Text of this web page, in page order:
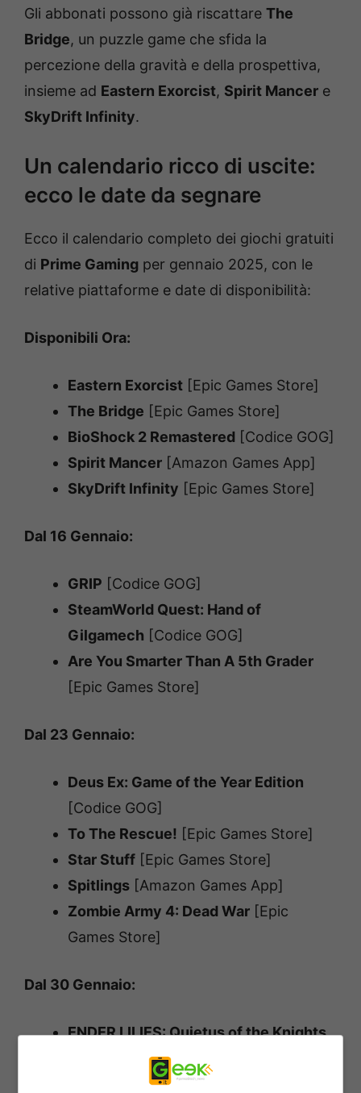
Gli abbonati possono già riscattare The
Bridge, un puzzle game che sfida la
percezione della gravità e della prospettiva,
insieme ad Eastern Exorcist, Spirit Mancer e
SkyDrift Infinity.
Un calendario ricco di uscite:
ecco le date da segnare
Ecco il calendario completo dei giochi gratuiti
di Prime Gaming per gennaio 2025, con le
relative piattaforme e date di disponibilità:
Disponibili Ora:
Eastern Exorcist [Epic Games Store]
The Bridge [Epic Games Store]
BioShock 2 Remastered [Codice GOG]
Spirit Mancer [Amazon Games App]
SkyDrift Infinity [Epic Games Store]
Dal 16 Gennaio:
GRIP [Codice GOG]
SteamWorld Quest: Hand of
Gilgamech [Codice GOG]
Are You Smarter Than A 5th Grader
[Epic Games Store]
Dal 23 Gennaio:
Deus Ex: Game of the Year Edition
[Codice GOG]
To The Rescue! [Epic Games Store]
Star Stuff [Epic Games Store]
Spitlings [Amazon Games App]
Zombie Army 4: Dead War [Epic
Games Store]
Dal 30 Gennaio:
ENDER LILIES: Quietus of the Knights
[Epic Games Store]
[Codice GOG]